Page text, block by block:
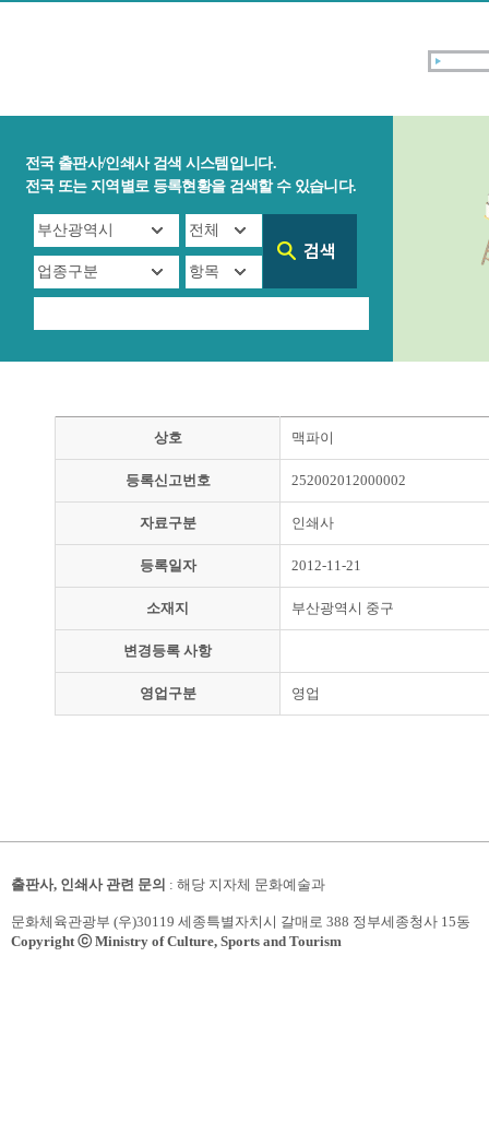
전국 출판사/인쇄사 검색 시스템입니다.
전국 또는 지역별로 등록현황을 검색할 수 있습니다.
상호 맥파이
등록신고번호 252002012000002
자료구분 인쇄사
등록일자 2012-11-21
소재지 부산광역시 중구
변경등록 사항
영업구분 영업
출판사, 인쇄사 관련 문의 : 해당 지자체 문화예술과
문화체육관광부 (우)30119 세종특별자치시 갈매로 388 정부세종청사 15동
Copyright ⓒ Ministry of Culture, Sports and Tourism